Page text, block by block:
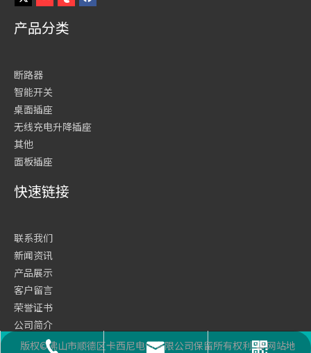
产品分类
断路器
智能开关
桌面插座
无线充电升降插座
其他
面板插座
座机号码
邮箱
二维码
快速链接
联系我们
新闻资讯
产品展示
客户留言
荣誉证书
公司简介
网站首页
版权©佛山市顺德区卡西尼电气有限公司保留所有权利 网站地